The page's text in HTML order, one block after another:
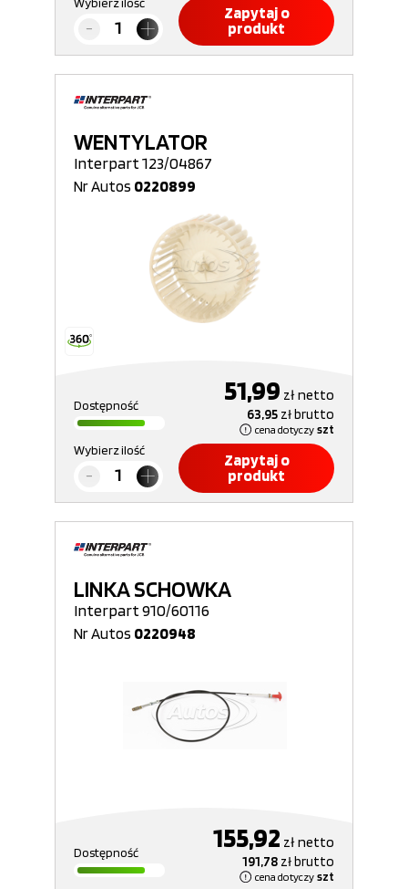
Zapytaj o
produkt
WENTYLATOR
Interpart 123/04867
Nr Autos 0220899
Dostępność 51,99 złnetto
63,95 złbrutto
cena dotyczy szt
Wybierz ilość
Zapytaj o
produkt
LINKA SCHOWKA
Interpart 910/60116
Nr Autos 0220948
Dostępność 155,92 złnetto
191,78 złbrutto
cena dotyczy szt